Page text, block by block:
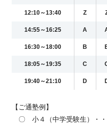
12:10～13:40 Z
14:55～16:25 A
16:30～18:00 B
18:05～19:35 C
19:40～21:10 D
【ご通塾例】
〇 小４（中学受験生）・